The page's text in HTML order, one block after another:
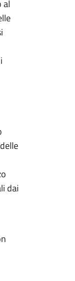
al
dai